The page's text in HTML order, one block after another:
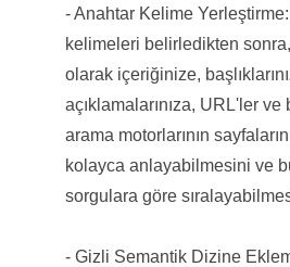
- Anahtar Kelime
kelimeleri belirledikten
olarak içeriğinize,
açıklamalarınıza, URL'ler ve
arama motorlarının
kolayca anlayabilmesini ve
sorgulara göre
- Gizli Semantik Dizine